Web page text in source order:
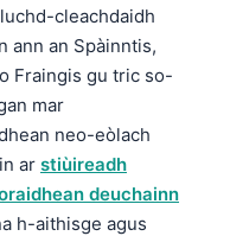
cleachdaidh
ann an Spàinntis,
Fraingis gu tric so-
mar
neo-eòlach
ar stiùireadh
deuchainn
h-aithisge agus